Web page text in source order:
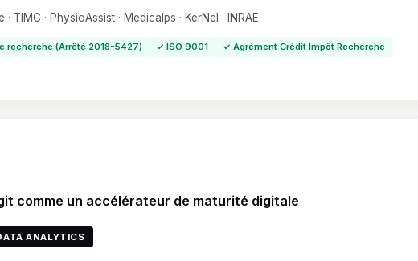
TIMC · PhysioAssist · Medicalps · KerNel · INRAE
recherche (Arrêté 2018-5427) ✓ ISO 9001
✓ Agrément Crédit Impôt Recherche
comme un accélérateur de maturité digitale
ANALYTICS